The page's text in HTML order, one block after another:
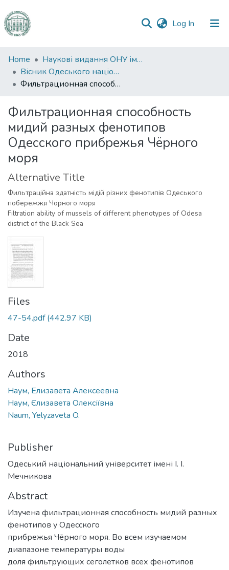
Log In (current)
Communities
&
Collections
Statistics
Home
Наукові видання ОНУ імені І. І. Мечникова
Вісник Одеського національного університету. Біологія
Фильтрационная способность мидий разных фенотипов Одесского прибрежья Чёрного моря
Фильтрационная способность
мидий разных фенотипов
Одесского прибрежья Чёрного
моря
Alternative Title
Фильтраційна здатність мідій різних фенотипів Одеського
побережжя Чорного моря
Filtration ability of mussels of different phenotypes of Odesa
district of the Black Sea
Files
47-54.pdf(442.97 KB)
Date
2018
Authors
Наум, Елизавета Алексеевна
Наум, Єлизавета Олексіївна
Naum, Yelyzaveta O.
Publisher
Одеський національний університет імені І. І.
Мечникова
Abstract
Изучена фильтрационная способность мидий разных
фенотипов у Одесского
прибрежья Чёрного моря. Во всем изучаемом
диапазоне температуры воды
доля фильтрующих сеголетков всех фенотипов